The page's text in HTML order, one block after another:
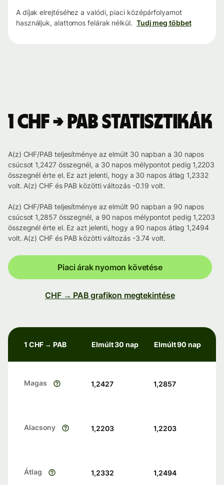
A díjak elrejtéséhez a valódi, piaci középárfolyamot
használjuk, alattomos felárak nélkül. Tudj meg többet
1 CHF → PAB statisztikák
A(z) CHF/PAB teljesítménye az elmúlt 30 napban a 30 napos
csúcsot 1,2427 összegnél, a 30 napos mélypontot pedig 1,2203
összegnél érte el. Ez azt jelenti, hogy a 30 napos átlag 1,2332
volt. A(z) CHF és PAB közötti változás -0.19 volt.
A(z) CHF/PAB teljesítménye az elmúlt 90 napban a 90 napos
csúcsot 1,2857 összegnél, a 90 napos mélypontot pedig 1,2203
összegnél érte el. Ez azt jelenti, hogy a 90 napos átlag 1,2494
volt. A(z) CHF és PAB közötti változás -3.74 volt.
Piaci árak nyomon követése
CHF → PAB grafikon megtekintése
1 CHF → PAB Elmúlt 30 nap Elmúlt 90 nap
Magas 1,2427 1,2857
Alacsony 1,2203 1,2203
Átlag 1,2332 1,2494